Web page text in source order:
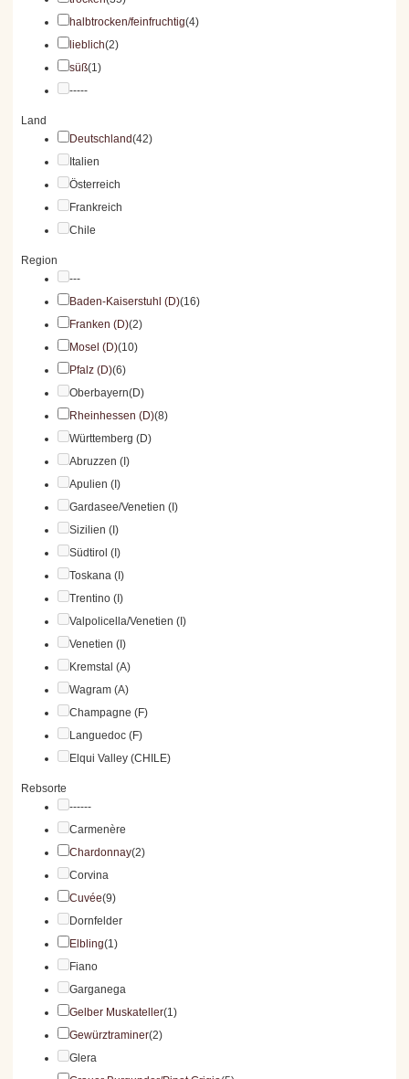
halbtrocken/feinfruchtig(4)
lieblich(2)
süß(1)
-----
Land
Deutschland(42)
Italien
Österreich
Frankreich
Chile
Region
---
Baden-Kaiserstuhl (D)(16)
Franken (D)(2)
Mosel (D)(10)
Pfalz (D)(6)
Oberbayern(D)
Rheinhessen (D)(8)
Württemberg (D)
Abruzzen (I)
Apulien (I)
Gardasee/Venetien (I)
Sizilien (I)
Südtirol (I)
Toskana (I)
Trentino (I)
Valpolicella/Venetien (I)
Venetien (I)
Kremstal (A)
Wagram (A)
Champagne (F)
Languedoc (F)
Elqui Valley (CHILE)
Rebsorte
------
Carmenère
Chardonnay(2)
Corvina
Cuvée(9)
Dornfelder
Elbling(1)
Fiano
Garganega
Gelber Muskateller(1)
Gewürztraminer(2)
Glera